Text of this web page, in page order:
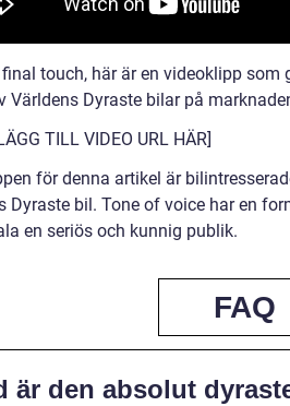
touch, här är en videoklipp som
Världens Dyraste bilar på
TILL VIDEO URL HÄR]
för denna artikel är
Dyraste bil. Tone of voice har en
en seriös och kunnig publik.
FAQ
är den absolut